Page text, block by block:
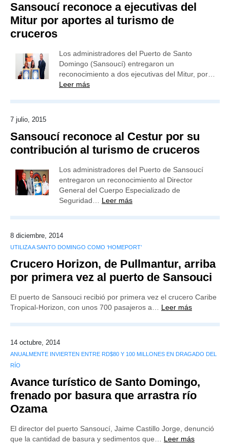
Sansoucí reconoce a ejecutivas del
Mitur por aportes al turismo de
cruceros
Los administradores del Puerto de Santo
Domingo (Sansoucí) entregaron un
reconocimiento a dos ejecutivas del Mitur, por…
Leer más
7 julio, 2015
Sansoucí reconoce al Cestur por su
contribución al turismo de cruceros
Los administradores del Puerto de Sansoucí
entregaron un reconocimiento al Director
General del Cuerpo Especializado de
Seguridad… Leer más
8 diciembre, 2014
UTILIZA A SANTO DOMINGO COMO ‘HOMEPORT’
Crucero Horizon, de Pullmantur, arriba
por primera vez al puerto de Sansouci
El puerto de Sansouci recibió por primera vez el crucero Caribe
Tropical-Horizon, con unos 700 pasajeros a… Leer más
14 octubre, 2014
ANUALMENTE INVIERTEN ENTRE RD$80 Y 100 MILLONES EN DRAGADO DEL
RÍO
Avance turístico de Santo Domingo,
frenado por basura que arrastra río
Ozama
El director del puerto Sansoucí, Jaime Castillo Jorge, denunció
que la cantidad de basura y sedimentos que… Leer más